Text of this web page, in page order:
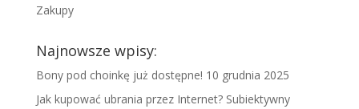
Zakupy
Najnowsze wpisy:
Bony pod choinkę już dostępne! 10 grudnia 2025
Jak kupować ubrania przez Internet? Subiektywny